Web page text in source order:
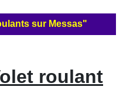
sur Messas"
roulant